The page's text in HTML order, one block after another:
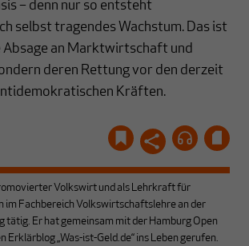
– denn nur so entsteht
selbst tragendes Wachstum. Das ist
Absage an Marktwirtschaft und
deren Rettung vor den derzeit
Kräften.
Volkswirt und als Lehrkraft für
im Fachbereich Volkswirtschaftslehre an der
tätig. Er hat gemeinsam mit der Hamburg Open
Erklärblog „Was-ist-Geld.de“ ins Leben gerufen.